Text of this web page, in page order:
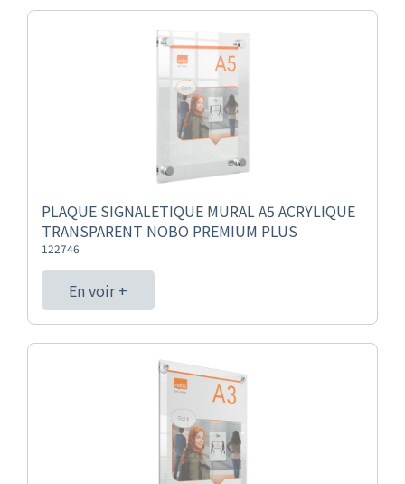
PLAQUE SIGNALETIQUE MURAL A5 ACRYLIQUE
TRANSPARENT NOBO PREMIUM PLUS
122746
En voir +